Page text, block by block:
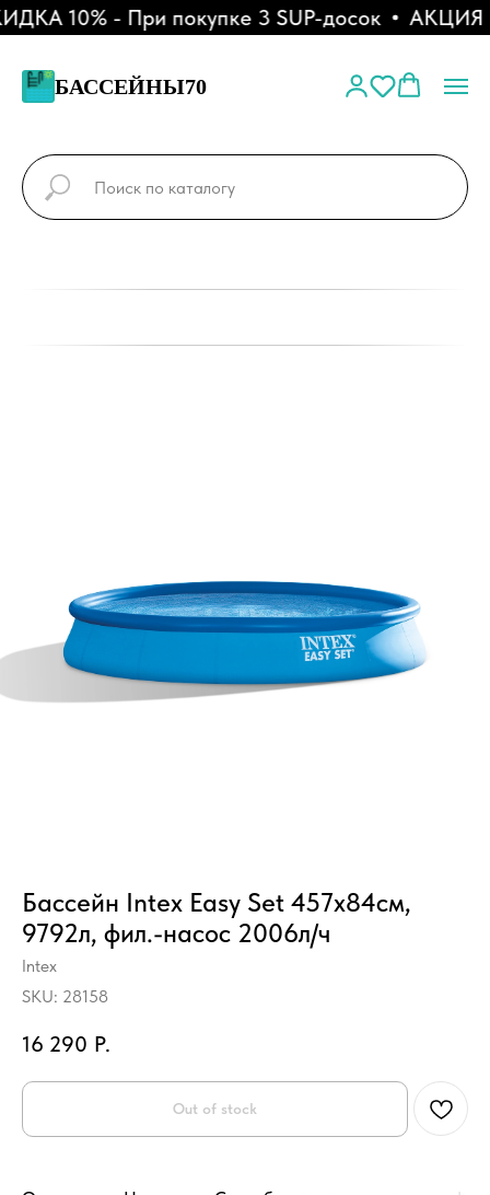
10% - При покупке 3 SUP-досок АКЦИЯ -
БАССЕЙНЫ70
Бассейн Intex Easy Set 457х84см,
9792л, фил.-насос 2006л/ч
Intex
SKU: 28158
16 290 Р.
Out of stock